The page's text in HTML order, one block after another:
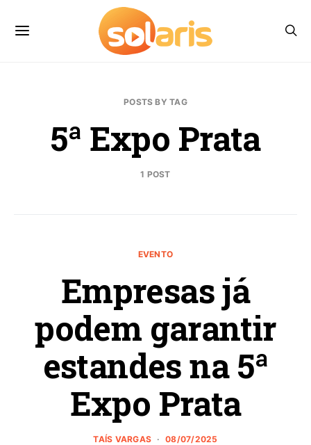
POSTS BY TAG
5ª Expo Prata
1 POST
EVENTO
Empresas já
podem garantir
estandes na 5ª
Expo Prata
TAÍS VARGAS 08/07/2025